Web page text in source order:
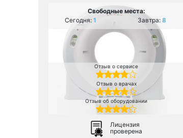
Свободные места:
Сегодня: 1 Завтра: 8
Отзыв о сервисе
Отзыв о врачах
Отзыв об оборудовании
Лицензия
проверена